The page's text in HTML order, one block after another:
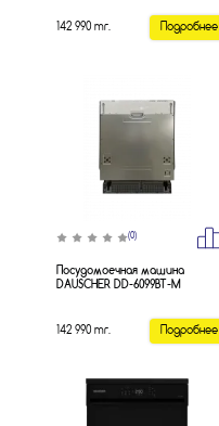
142 990 тг. Подробнее
(0)
Посудомоечная машина
DAUSCHER DD-6099BT-M
142 990 тг. Подробнее